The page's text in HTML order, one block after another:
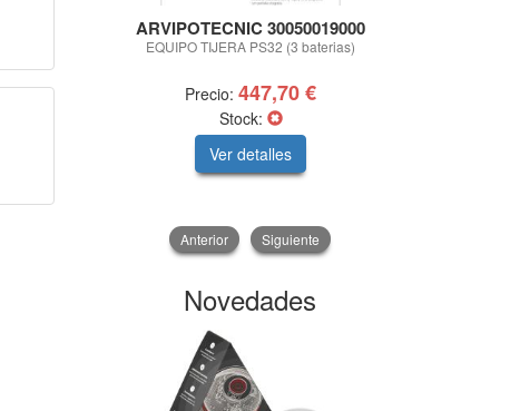
ARVIPOTECNIC 30050019000
EQUIPO TIJERA PS32 (3 baterias)
Precio: 447,70 €
Stock:
Ver detalles
Anterior Siguiente
Novedades